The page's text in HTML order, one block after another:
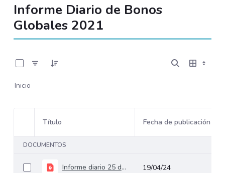
Informe Diario de Bonos
Globales 2021
Inicio
Selección del elemento
Título Fecha de publicación
DOCUMENTOS
Informe diario 25 de enero de 2021 19/04/24